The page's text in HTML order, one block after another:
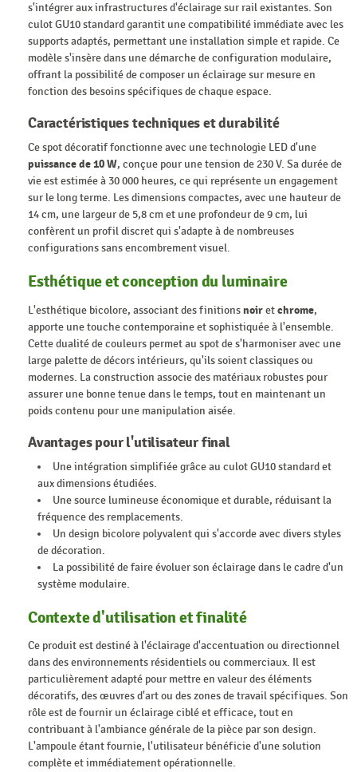
s'intégrer aux infrastructures d'éclairage sur rail existantes. Son
culot GU10 standard garantit une compatibilité immédiate avec les
supports adaptés, permettant une installation simple et rapide. Ce
modèle s'insère dans une démarche de configuration modulaire,
offrant la possibilité de composer un éclairage sur mesure en
fonction des besoins spécifiques de chaque espace.
Caractéristiques techniques et durabilité
Ce spot décoratif fonctionne avec une technologie LED d'une
puissance de 10 W, conçue pour une tension de 230 V. Sa durée de
vie est estimée à 30 000 heures, ce qui représente un engagement
sur le long terme. Les dimensions compactes, avec une hauteur de
14 cm, une largeur de 5,8 cm et une profondeur de 9 cm, lui
confèrent un profil discret qui s'adapte à de nombreuses
configurations sans encombrement visuel.
Esthétique et conception du luminaire
L'esthétique bicolore, associant des finitionsnoiretchrome,
apporte une touche contemporaine et sophistiquée à l'ensemble.
Cette dualité de couleurs permet au spot de s'harmoniser avec une
large palette de décors intérieurs, qu'ils soient classiques ou
modernes. La construction associe des matériaux robustes pour
assurer une bonne tenue dans le temps, tout en maintenant un
poids contenu pour une manipulation aisée.
Avantages pour l'utilisateur final
Une intégration simplifiée grâce au culot GU10 standard et
aux dimensions étudiées.
Une source lumineuse économique et durable, réduisant la
fréquence des remplacements.
Un design bicolore polyvalent qui s'accorde avec divers styles
de décoration.
La possibilité de faire évoluer son éclairage dans le cadre d'un
système modulaire.
Contexte d'utilisation et finalité
Ce produit est destiné à l'éclairage d'accentuation ou directionnel
dans des environnements résidentiels ou commerciaux. Il est
particulièrement adapté pour mettre en valeur des éléments
décoratifs, des œuvres d'art ou des zones de travail spécifiques. Son
rôle est de fournir un éclairage ciblé et efficace, tout en
contribuant à l'ambiance générale de la pièce par son design.
L'ampoule étant fournie, l'utilisateur bénéficie d'une solution
complète et immédiatement opérationnelle.